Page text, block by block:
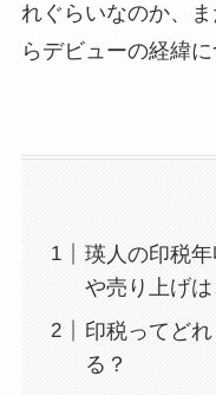
れぐらいなのか、
らデビューの経緯
瑛人の印税
や売り上げ
印税ってど
る？